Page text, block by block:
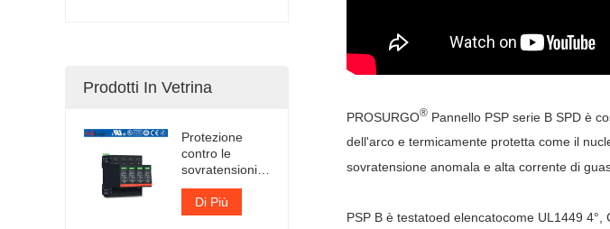
PROSURGO® Pannello PSP serie B SPD è
dell'arco e termicamente protetta come il
sovratensione anomala e alta corrente di
PSP B è testatoed elencatocome UL1449 4°,
Prodotti In Vetrina
Protezione
contro le
sovratensioni a
innesto Iimp
12.5kA
certificata TUV
Di Più